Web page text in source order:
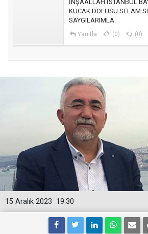
İNŞAALLAH İSTANBUL
KUCAK DOLUSU SELAM
SAYGILARIMLA
Yanıtla (0) (0)
19:30
15 Aralık 2023